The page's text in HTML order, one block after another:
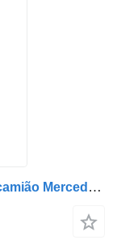
Suport Central Arbore Cardanic para camião Mercedes-Benz A9434130842 / A9434130742 / A9414130110